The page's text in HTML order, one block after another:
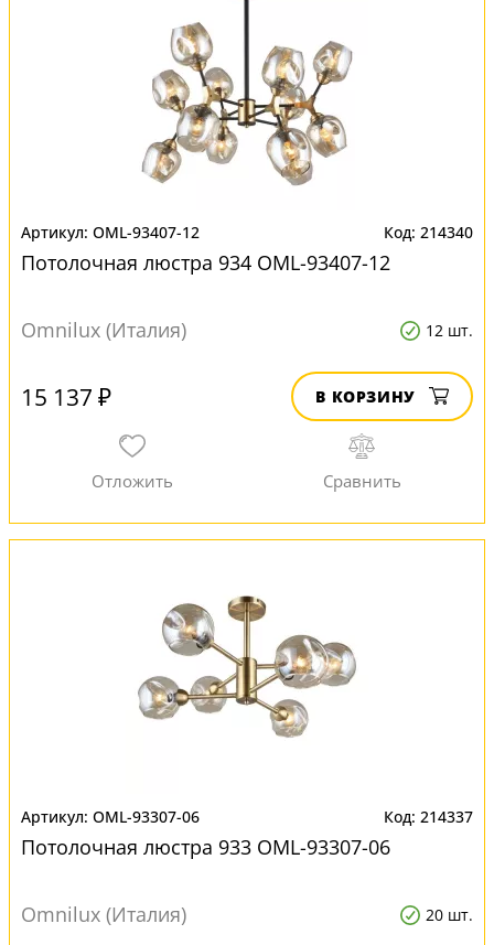
OML-93407-12 214340
Потолочная люстра 934 OML-93407-12
Omnilux (Италия) 12 шт.
15 137 ₽ В КОРЗИНУ
OML-93307-06 214337
Потолочная люстра 933 OML-93307-06
Omnilux (Италия) 20 шт.